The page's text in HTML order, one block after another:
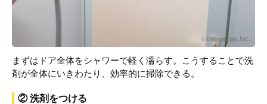
まずはドア全体をシャワーで軽く濡らす。こうすることで洗
剤が全体にいきわたり、効率的に掃除できる。
② 洗剤をつける